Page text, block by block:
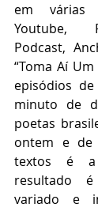
em várias
Youtube,
Podcast,
“Toma Aí
episódios
minuto de
poetas
ontem e de
textos é a
resultado
variado e